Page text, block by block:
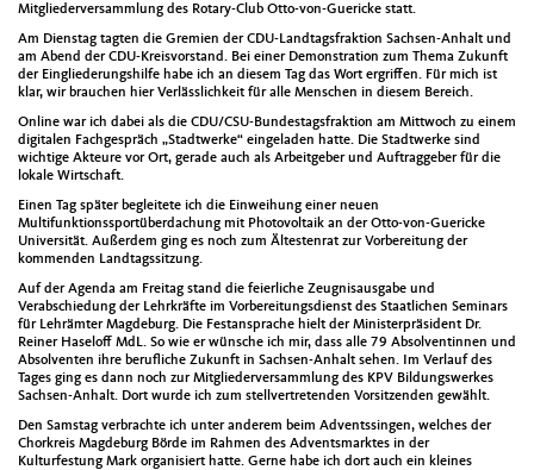
Mitgliederversammlung des Rotary-Club Otto-von-Guericke statt.
Am Dienstag tagten die Gremien der CDU-Landtagsfraktion Sachsen-Anhalt und
am Abend der CDU-Kreisvorstand. Bei einer Demonstration zum Thema Zukunft
der Eingliederungshilfe habe ich an diesem Tag das Wort ergriffen. Für mich ist
klar, wir brauchen hier Verlässlichkeit für alle Menschen in diesem Bereich.
Online war ich dabei als die CDU/CSU-Bundestagsfraktion am Mittwoch zu einem
digitalen Fachgespräch „Stadtwerke“ eingeladen hatte. Die Stadtwerke sind
wichtige Akteure vor Ort, gerade auch als Arbeitgeber und Auftraggeber für die
lokale Wirtschaft.
Einen Tag später begleitete ich die Einweihung einer neuen
Multifunktionssportüberdachung mit Photovoltaik an der Otto-von-Guericke
Universität. Außerdem ging es noch zum Ältestenrat zur Vorbereitung der
kommenden Landtagssitzung.
Auf der Agenda am Freitag stand die feierliche Zeugnisausgabe und
Verabschiedung der Lehrkräfte im Vorbereitungsdienst des Staatlichen Seminars
für Lehrämter Magdeburg. Die Festansprache hielt der Ministerpräsident Dr.
Reiner Haseloff MdL. So wie er wünsche ich mir, dass alle 79 Absolventinnen und
Absolventen ihre berufliche Zukunft in Sachsen-Anhalt sehen. Im Verlauf des
Tages ging es dann noch zur Mitgliederversammlung des KPV Bildungswerkes
Sachsen-Anhalt. Dort wurde ich zum stellvertretenden Vorsitzenden gewählt.
Den Samstag verbrachte ich unter anderem beim Adventssingen, welches der
Chorkreis Magdeburg Börde im Rahmen des Adventsmarktes in der
Kulturfestung Mark organisiert hatte. Gerne habe ich dort auch ein kleines